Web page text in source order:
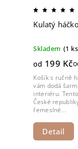
Kulatý
Skladem (1
od 199 Kč
Detail
Košík s ručně
vám dodá
interiéru.
České
řemeslné...